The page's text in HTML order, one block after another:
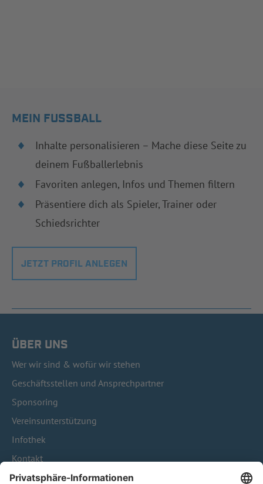
MEIN FUSSBALL
Inhalte personalisieren – Mache diese Seite zu
deinem Fußballerlebnis
Favoriten anlegen, Infos und Themen filtern
Präsentiere dich als Spieler, Trainer oder
Schiedsrichter
JETZT PROFIL ANLEGEN
ÜBER UNS
Wer wir sind & wofür wir stehen
Geschäftsstellen und Ansprechpartner
Sponsoring
Vereinsunterstützung
Infothek
Kontakt